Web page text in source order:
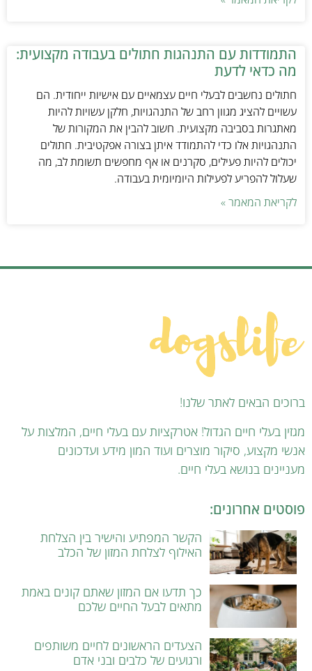
התמודדות עם התנהגות חתולים בעבודה מקצועית:
מה כדאי לדעת
חתולים נחשבים לבעלי חיים עצמאיים עם אישיות ייחודית. הם
עשויים להציג מגוון רחב של התנהגויות, חלקן עשויות להיות
מאתגרות בסביבה מקצועית. חשוב להבין את המקורות של
התנהגויות אלו כדי להתמודד איתן בצורה אפקטיבית. חתולים
יכולים להיות פעילים, סקרנים או אף מחפשים תשומת לב, מה
שעלול להפריע לפעילות היומיומית בעבודה.
לקריאת המאמר »
ברוכים הבאים לאתר שלנו!
מגזין בעלי חיים הגדול! אטרקציות עם בעלי חיים, המלצות על
אנשי מקצוע, סיקור מוצרים ועוד המון מידע ועדכונים
מעניינים בנושא בעלי חיים.
פוסטים אחרונים:
הקשר המפתיע והישיר בין הצלחת
האילוף לצלחת המזון של הכלב
כך תדעו אם המזון שאתם קונים באמת
מתאים לבעל החיים שלכם
הצעדים הראשונים לחיים משותפים
ורגועים של כלבים ובני אדם